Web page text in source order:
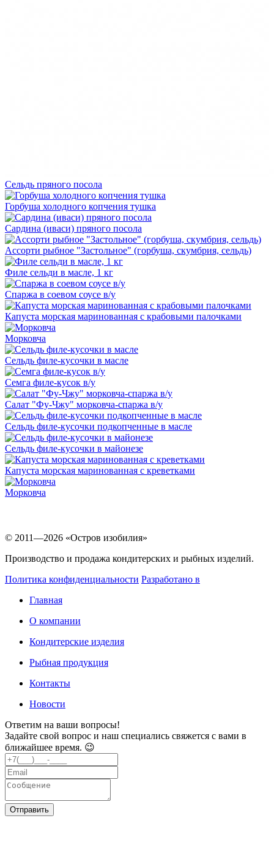
Сельдь пряного посола
Горбуша холодного копчения тушка
Сардина (иваси) пряного посола
Ассорти рыбное "Застольное" (горбуша, скумбрия, сельдь)
Филе сельди в масле, 1 кг
Спаржа в соевом соусе в/у
Капуста морская маринованная с крабовыми палочками
Морковча
Сельдь филе-кусочки в масле
Семга филе-кусок в/у
Салат "Фу-Чжу" морковча-спаржа в/у
Сельдь филе-кусочки подкопченные в масле
Сельдь филе-кусочки в майонезе
Капуста морская маринованная с креветками
Морковча
© 2011—2026 «Остров изобилия»
Производство и продажа кондитерских и рыбных изделий.
Политика конфиденциальности Разработано в
Главная
О компании
Кондитерские изделия
Рыбная продукция
Контакты
Новости
Ответим на ваши вопросы!
Задайте свой вопрос и наш специались свяжется с вами в
ближайшее время. 😉